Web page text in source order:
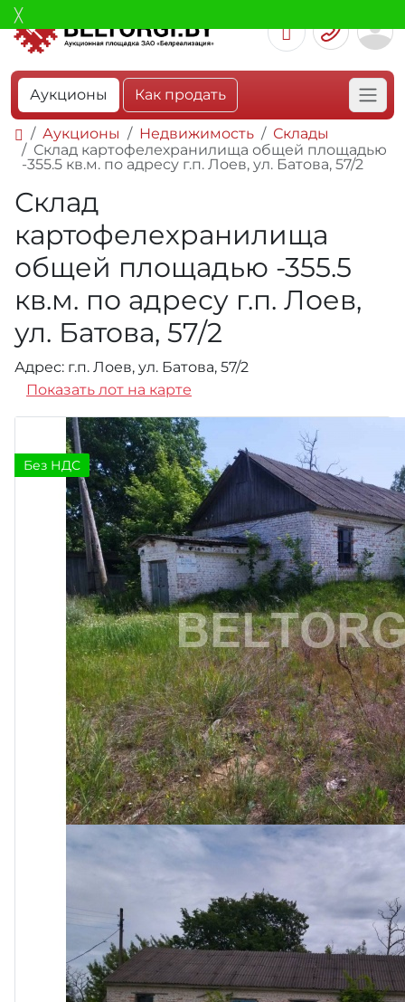
Аукционы Как продать
Аукционы Недвижимость
Склады
Склад картофелехранилища общей площадью
-355.5 кв.м. по адресу г.п. Лоев, ул. Батова, 57/2
Склад
картофелехранилища
общей площадью -355.5
кв.м. по адресу г.п. Лоев,
ул. Батова, 57/2
Адрес: г.п. Лоев, ул. Батова, 57/2
Показать лот на карте
Без НДС